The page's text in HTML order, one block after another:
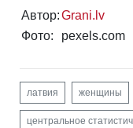
Автор:Grani.lv
Фото:
pexels.com
латвия женщины
центральное